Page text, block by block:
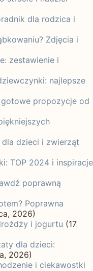
dla rodzica i
Zdjęcia i
zestawienie i
najlepsze
gotowe propozycje od
dzieci i zwierząt
TOP 2024 i inspiracje
poprawną
Poprawna
2026)
i jogurtu (17
dla dzieci:
2026)
i ciekawostki